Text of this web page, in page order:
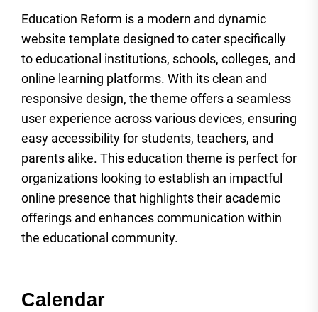
Education Reform is a modern and dynamic
website template designed to cater specifically
to educational institutions, schools, colleges, and
online learning platforms. With its clean and
responsive design, the theme offers a seamless
user experience across various devices, ensuring
easy accessibility for students, teachers, and
parents alike. This education theme is perfect for
organizations looking to establish an impactful
online presence that highlights their academic
offerings and enhances communication within
the educational community.
Calendar